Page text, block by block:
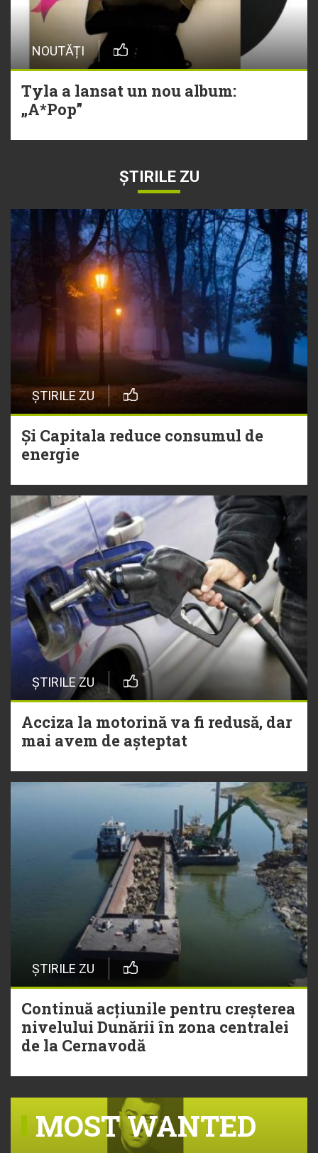
NOUTĂȚI
Tyla a lansat un nou album:
„A*Pop”
ȘTIRILE ZU
ȘTIRILE ZU
Și Capitala reduce consumul de
energie
ȘTIRILE ZU
Acciza la motorină va fi redusă, dar
mai avem de așteptat
ȘTIRILE ZU
Continuă acțiunile pentru creșterea
nivelului Dunării în zona centralei
de la Cernavodă
MOST WANTED